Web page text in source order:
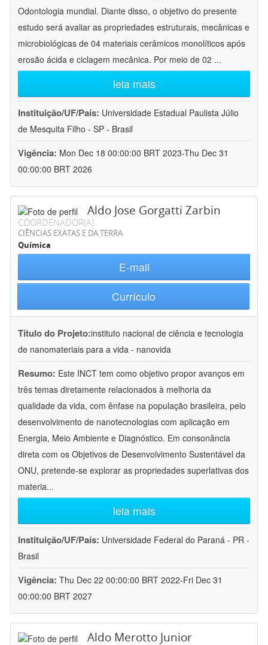
Odontologia mundial. Diante disso, o objetivo do presente
estudo será avaliar as propriedades estruturais, mecânicas e
microbiológicas de 04 materiais cerâmicos monolíticos após
erosão ácida e ciclagem mecânica. Por meio de 02 ...
leia mais
Instituição/UF/País: Universidade Estadual Paulista Júlio
de Mesquita Filho - SP - Brasil
Vigência: Mon Dec 18 00:00:00 BRT 2023-Thu Dec 31
00:00:00 BRT 2026
Aldo Jose Gorgatti Zarbin
COORDENADOR(A)
CIÊNCIAS EXATAS E DA TERRA
Química
E-mail
Currículo
Título do Projeto:instituto nacional de ciência e tecnologia
de nanomateriais para a vida - nanovida
Resumo: Este INCT tem como objetivo propor avanços em
três temas diretamente relacionados à melhoria da
qualidade da vida, com ênfase na população brasileira, pelo
desenvolvimento de nanotecnologias com aplicação em
Energia, Meio Ambiente e Diagnóstico. Em consonância
direta com os Objetivos de Desenvolvimento Sustentável da
ONU, pretende-se explorar as propriedades superlativas dos
materia...
leia mais
Instituição/UF/País: Universidade Federal do Paraná - PR -
Brasil
Vigência: Thu Dec 22 00:00:00 BRT 2022-Fri Dec 31
00:00:00 BRT 2027
Aldo Merotto Junior